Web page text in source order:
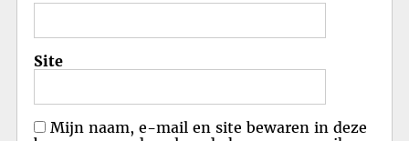
Site
Mijn naam, e-mail en site bewaren in deze